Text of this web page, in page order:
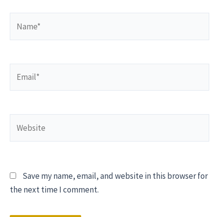
Save my name, email, and website in this browser for
the next time I comment.